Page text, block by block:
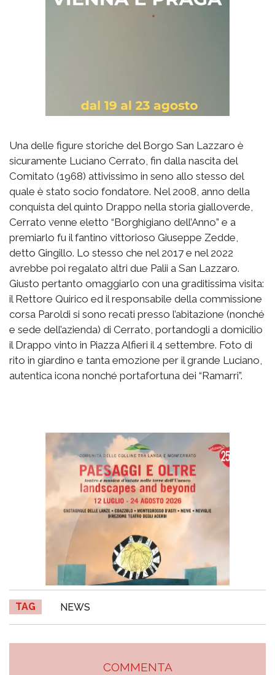
Una delle figure storiche del Borgo San Lazzaro è
sicuramente Luciano Cerrato, fin dalla nascita del
Comitato (1968) attivissimo in seno allo stesso del
quale è stato socio fondatore. Nel 2008, anno della
conquista del quinto Drappo nella storia gialloverde,
Cerrato venne eletto “Borghigiano dell’Anno” e a
premiarlo fu il fantino vittorioso Giuseppe Zedde,
detto Gingillo. Lo stesso che nel 2017 e nel 2022
avrebbe poi regalato altri due Palii a San Lazzaro.
Giusto pertanto omaggiarlo con una graditissima visita:
il Rettore Quirico ed il responsabile della commissione
corsa Paroldi si sono recati presso l’abitazione (nonché
e sede dell’azienda) di Cerrato, portandogli a domicilio
il Drappo vinto in Piazza Alfieri il 4 settembre. Foto di
rito in giardino e tanta emozione per il grande Luciano,
autentica icona nonché portafortuna dei “Ramarri”.
TAG NEWS
COMMENTA